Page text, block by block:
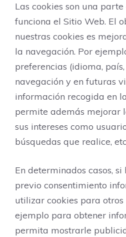
Las cookies son una
funciona el Sitio Web. El
nuestras cookies es
la navegación. Por
preferencias (idioma,
navegación y en futuras
información recogida en
permite además mejorar
sus intereses como
búsquedas que realice,
En determinados casos,
previo consentimiento
utilizar cookies para otros
ejemplo para obtener
permita mostrarle